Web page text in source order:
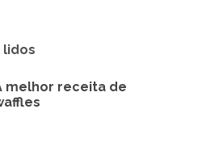
lidos
melhor receita de